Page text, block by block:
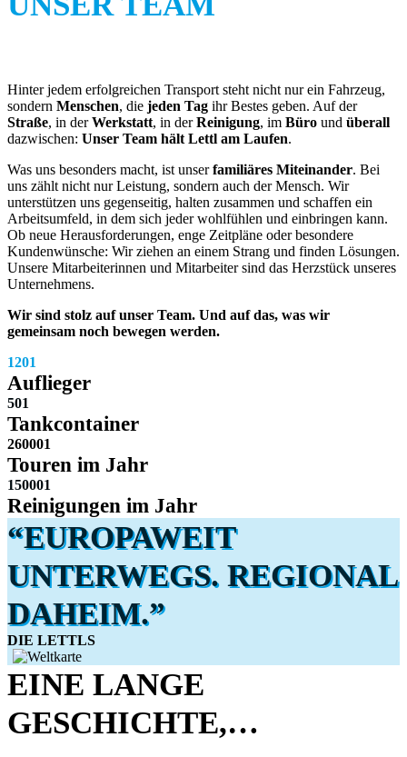
Hinter jedem erfolgreichen Transport steht nicht nur ein Fahrzeug,
sondern Menschen, die jeden Tag ihr Bestes geben. Auf der
Straße, in derWerkstatt, in derReinigung, im Büro und überall
dazwischen: Unser Team hält Lettl am Laufen.
Was uns besonders macht, ist unserfamiliäres Miteinander. Bei
uns zählt nicht nur Leistung, sondern auch der Mensch. Wir
unterstützen uns gegenseitig, halten zusammen und schaffen ein
Arbeitsumfeld, in dem sich jeder wohlfühlen und einbringen kann.
Ob neue Herausforderungen, enge Zeitpläne oder besondere
Kundenwünsche: Wir ziehen an einem Strang und finden Lösungen.
Unsere Mitarbeiterinnen und Mitarbeiter sind das Herzstück unseres
Unternehmens.
Wir sind stolz auf unser Team. Und auf das, was wir
gemeinsam noch bewegen werden.
1201
Auflieger
501
Tankcontainer
260001
Touren im Jahr
150001
Reinigungen im Jahr
“EUROPAWEIT
UNTERWEGS. REGIONAL
DAHEIM.”
DIE LETTLS
EINE LANGE
GESCHICHTE,…